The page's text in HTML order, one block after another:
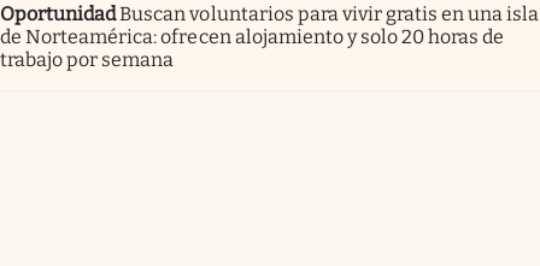
OportunidadBuscan voluntarios para vivir gratis en una isla
de Norteamérica: ofrecen alojamiento y solo 20 horas de
trabajo por semana